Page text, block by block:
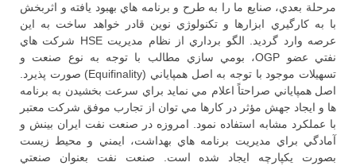
مرحلة بعدي، صنايع ما را به طرح و برنامه هاي بهبود يافته و اثربخش
با به كارگيري ابزارها و تكنولوژي نوين قادر خواهد ساخت به اين
عرصه وارد گرديد. الگو برداري از نظام مديريت HSE شركت هاي
نفتي عضو OGP، بومي سازي مطالب با توجه به نوع صنعت و
تسهيلات موجود با توجه به اصل همپاياني (Equifinality) صورت پذيرد.
اصل همپاياني صراحتاً اعلام مي نمايد براي سرعت بخشيدن به برنامه
ها و ايجاد جهش مؤثر در كارها مي توان از تجارب موفق شركت معتبر
با عملكرد مشابه استفاده نمود. امروزه در صنعت نفت ايران بينش و
آمادگي براي مديريت برنامه هاي بهداشت، ايمني و محيط زيست
بصورت يكپارچه ايجاد شده است. صنعت نفت بعنوان صنعتي